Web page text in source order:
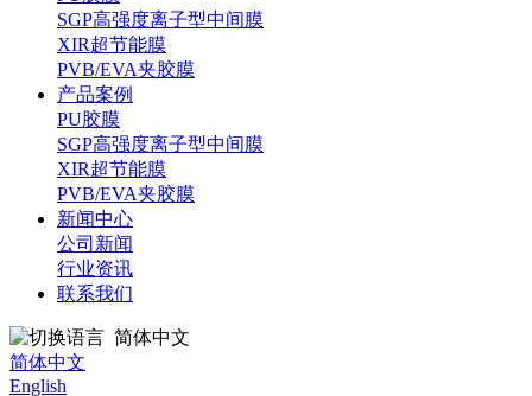
SGP高强度离子型中间膜
XIR超节能膜
PVB/EVA夹胶膜
产品案例
PU胶膜
SGP高强度离子型中间膜
XIR超节能膜
PVB/EVA夹胶膜
新闻中心
公司新闻
行业资讯
联系我们
简体中文
简体中文
English